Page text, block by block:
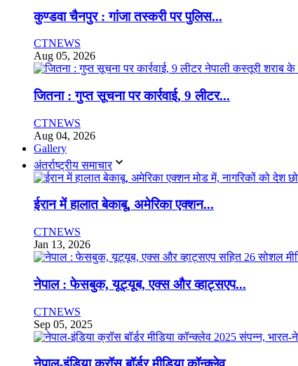
कुण्डवा चैनपुर : गांजा तस्करी पर पुलिस...
CTNEWS
Aug 05, 2026
जितना : गुप्त सूचना पर कार्रवाई, 9 लीटर...
CTNEWS
Aug 04, 2026
Gallery
अंतर्राष्ट्रीय समाचार
ईरान में हालात बेकाबू, अमेरिका एक्शन...
CTNEWS
Jan 13, 2026
नेपाल : फेसबुक, यूट्यूब, एक्स और व्हाट्सएप...
CTNEWS
Sep 05, 2025